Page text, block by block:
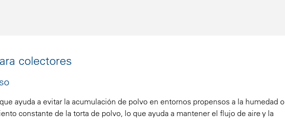
colectores
ayuda a evitar la acumulación de polvo en entornos propensos a la humedad o
constante de la torta de polvo, lo que ayuda a mantener el flujo de aire y la